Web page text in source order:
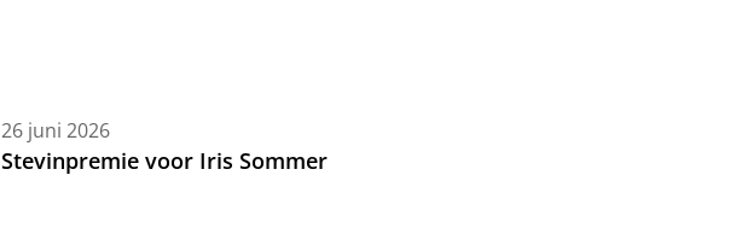
26 juni 2026
Stevinpremie voor Iris Sommer